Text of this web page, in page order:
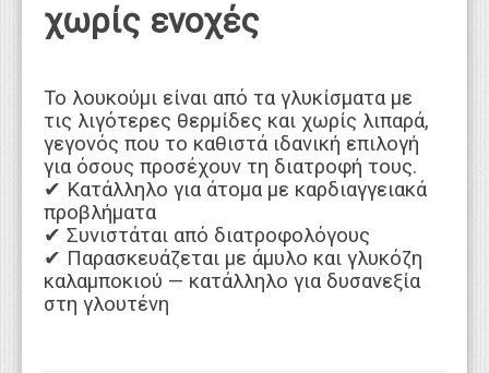
χωρίς ενοχές
Το λουκούμι είναι από τα γλυκίσματα με
τις λιγότερες θερμίδες και χωρίς λιπαρά,
γεγονός που το καθιστά ιδανική επιλογή
για όσους προσέχουν τη διατροφή τους.
✔ Κατάλληλο για άτομα με καρδιαγγειακά
προβλήματα
✔ Συνιστάται από διατροφολόγους
✔ Παρασκευάζεται με άμυλο και γλυκόζη
καλαμποκιού — κατάλληλο για δυσανεξία
στη γλουτένη